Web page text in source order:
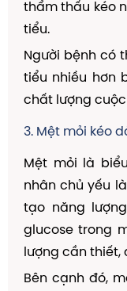
thẩm thấu kéo
tiểu.
Người bệnh có
tiểu nhiều hơn
chất lượng cuộc
3. Mệt mỏi kéo
Mệt mỏi là
nhân chủ yếu
tạo năng
glucose trong
lượng cần thiết,
Bên cạnh đó,